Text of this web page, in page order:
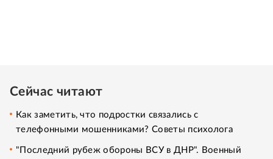
Сейчас читают
Как заметить, что подростки связались с
телефонными мошенниками? Советы психолога
"Последний рубеж обороны ВСУ в ДНР". Военный